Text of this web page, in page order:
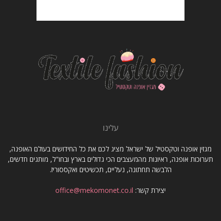
עלינו
מגזין אופנה וטקסטיל של ישראל מציג לכם את כל החידושים בעולם האופנה,
תערוכות אופנה, ראיונות מהמעצבים הכי גדולים בארץ ובחו"ל, מותגים חדשים,
הלבשה תחתונה, נעליים, תכשיטים ואקססוריז.
יצירת קשר: office@mekomonet.co.il